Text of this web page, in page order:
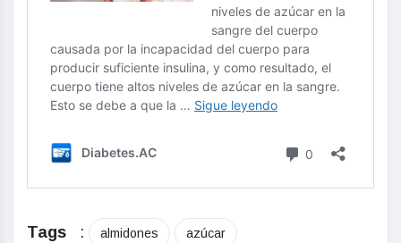
Tags : almidones azúcar